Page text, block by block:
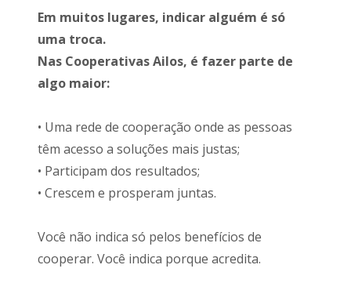
Em muitos lugares, indicar alguém é só
uma troca.
Nas Cooperativas Ailos, é fazer parte de
algo maior:
• Uma rede de cooperação onde as pessoas
têm acesso a soluções mais justas;
• Participam dos resultados;
• Crescem e prosperam juntas.
Você não indica só pelos benefícios de
cooperar. Você indica porque acredita.